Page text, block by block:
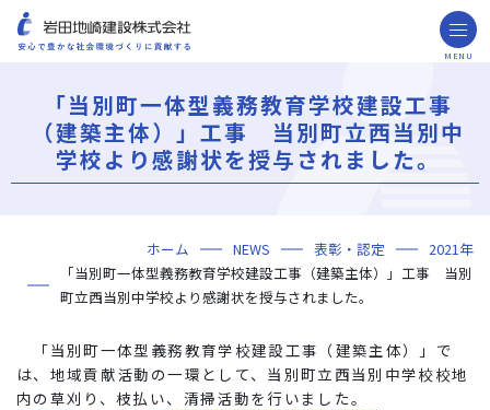
MENU
企業情報
ごあいさつ
ミッション・ビジョン・社訓
会社概要
組織図
役員一覧
沿革
岩田地崎の歴史
事業所一覧
関連会社
プレスリリース
財務情報
岩田地崎建設のCM
3分でわかる岩田地崎建設
サステナビリティ
用途区分から探す
GISマップシステム
Niseko Project
プロジェクトレポート
技術・ソリューション
技術
ソリューション
採用情報
NISEKO PROJECTS
「当別町一体型義務教育学校建設工事
（建築主体）」工事 当別町立西当別中
学校より感謝状を授与されました。
ホーム NEWS 表彰・認定
2021年
「当別町一体型義務教育学校建設工事（建築主体）」工事 当別
町立西当別中学校より感謝状を授与されました。
「当別町一体型義務教育学校建設工事（建築主体）」で
は、地域貢献活動の一環として、当別町立西当別中学校校地
内の草刈り、枝払い、清掃活動を行いました。